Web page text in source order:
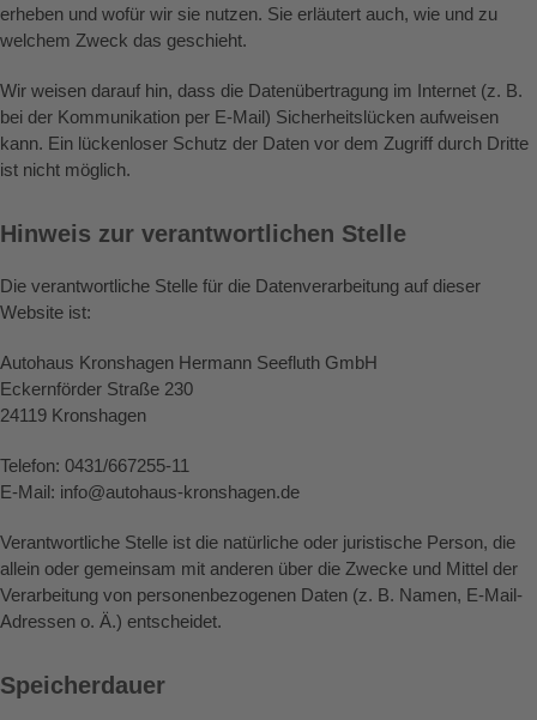
erheben und wofür wir sie nutzen. Sie erläutert auch, wie und zu
welchem Zweck das geschieht.
Wir weisen darauf hin, dass die Datenübertragung im Internet (z. B.
bei der Kommunikation per E-Mail) Sicherheitslücken aufweisen
kann. Ein lückenloser Schutz der Daten vor dem Zugriff durch Dritte
ist nicht möglich.
Hinweis zur verantwortlichen Stelle
Die verantwortliche Stelle für die Datenverarbeitung auf dieser
Website ist:
Autohaus Kronshagen Hermann Seefluth GmbH
Eckernförder Straße 230
24119 Kronshagen
Telefon: 0431/667255-11
E-Mail: info@autohaus-kronshagen.de
Verantwortliche Stelle ist die natürliche oder juristische Person, die
allein oder gemeinsam mit anderen über die Zwecke und Mittel der
Verarbeitung von personenbezogenen Daten (z. B. Namen, E-Mail-
Adressen o. Ä.) entscheidet.
Speicherdauer